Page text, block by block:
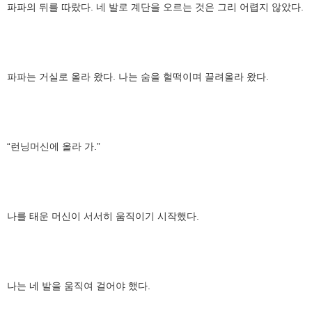
파파의 뒤를 따랐다. 네 발로 계단을 오르는 것은 그리 어렵지 않았다.
파파는 거실로 올라 왔다. 나는 숨을 헐떡이며 끌려올라 왔다.
“런닝머신에 올라 가.”
나를 태운 머신이 서서히 움직이기 시작했다.
나는 네 발을 움직여 걸어야 했다.